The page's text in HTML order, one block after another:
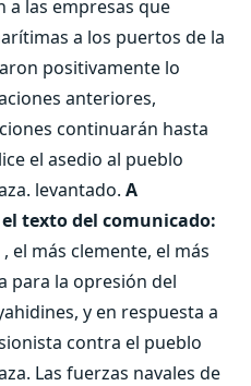
a las empresas que
a los puertos de la
positivamente lo
anteriores,
continuarán hasta
el asedio al pueblo
levantado. A
texto del comunicado:
el más clemente, el más
para la opresión del
y en respuesta a
contra el pueblo
Las fuerzas navales de